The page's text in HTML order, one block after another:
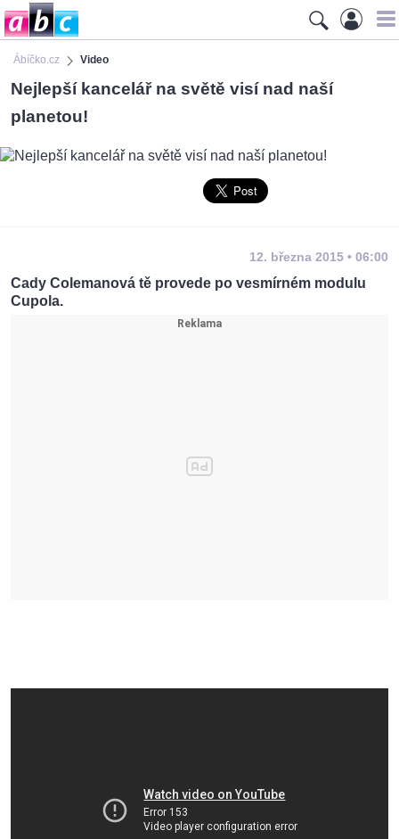
Ábíčko.cz Video
Nejlepší kancelář na světě visí nad naší
planetou!
12. března 2015 • 06:00
Cady Colemanová tě provede po vesmírném modulu
Cupola.